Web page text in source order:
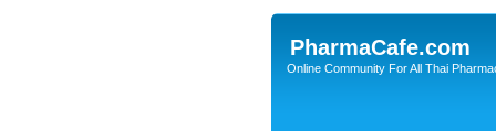
PharmaCafe.com
Online Community For All Thai